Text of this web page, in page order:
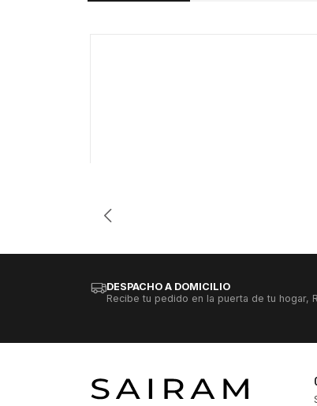
DESPACHO A DOMICILIO
Recibe tu pedido en la puerta de tu hogar,